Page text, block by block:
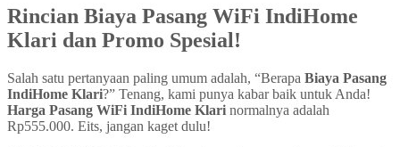
Rincian Biaya Pasang WiFi IndiHome
Klari dan Promo Spesial!
Salah satu pertanyaan paling umum adalah, “Berapa Biaya Pasang
IndiHome Klari?” Tenang, kami punya kabar baik untuk Anda!
Harga Pasang WiFi IndiHome Klari normalnya adalah
Rp555.000. Eits, jangan kaget dulu!